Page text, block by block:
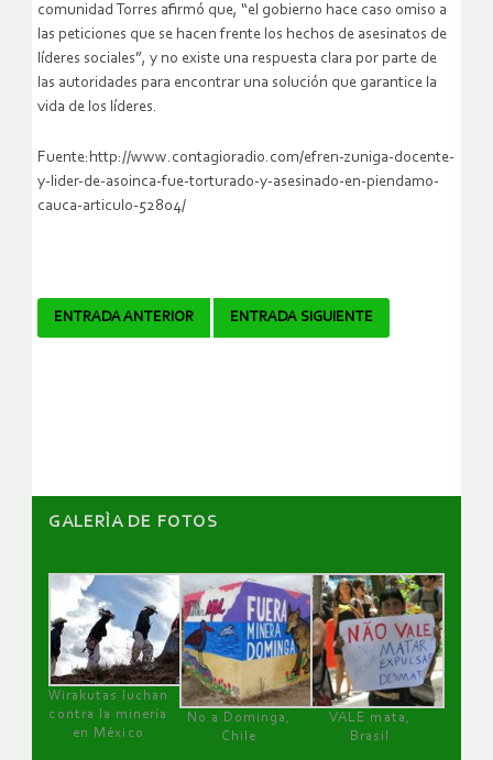
comunidad Torres afirmó que, “el gobierno hace caso omiso a
las peticiones que se hacen frente los hechos de asesinatos de
líderes sociales”, y no existe una respuesta clara por parte de
las autoridades para encontrar una solución que garantice la
vida de los líderes.
Fuente:http://www.contagioradio.com/efren-zuniga-docente-
y-lider-de-asoinca-fue-torturado-y-asesinado-en-piendamo-
cauca-articulo-52804/
Navegador
ENTRADA ANTERIOR ENTRADA SIGUIENTE
GALERÌA DE FOTOS
Wirakutas luchan
contra la minería
en México
No a Dominga,
Chile
VALE mata,
Brasil